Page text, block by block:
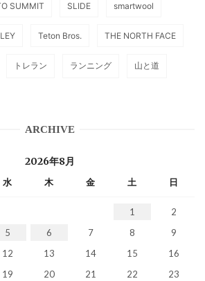
SUMMIT SLIDE smartwool
Teton Bros. THE NORTH FACE
トレラン ランニング 山と道
ARCHIVE
2026年8月
水 木 金 土 日
1
2
5 6 7 8
9
12 13 14 15
16
19 20 21 22
23